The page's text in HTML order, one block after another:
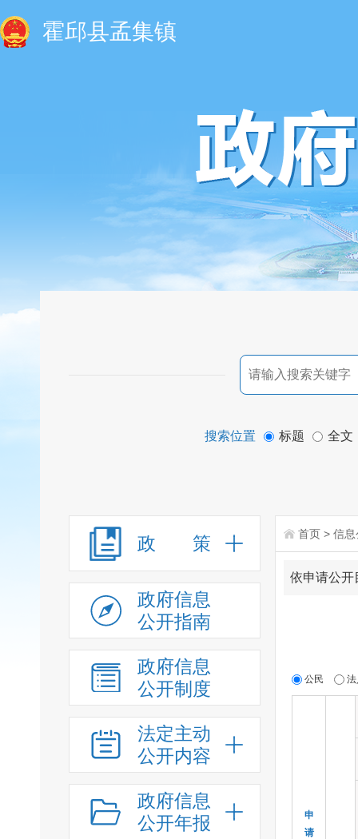
霍邱县孟集镇
搜索位置 标题 全文
政 策
政府信息
公开指南
政府信息
公开制度
法定主动
公开内容
政府信息
公开年报
首页 > 信息
依申请公开
公民
申
请